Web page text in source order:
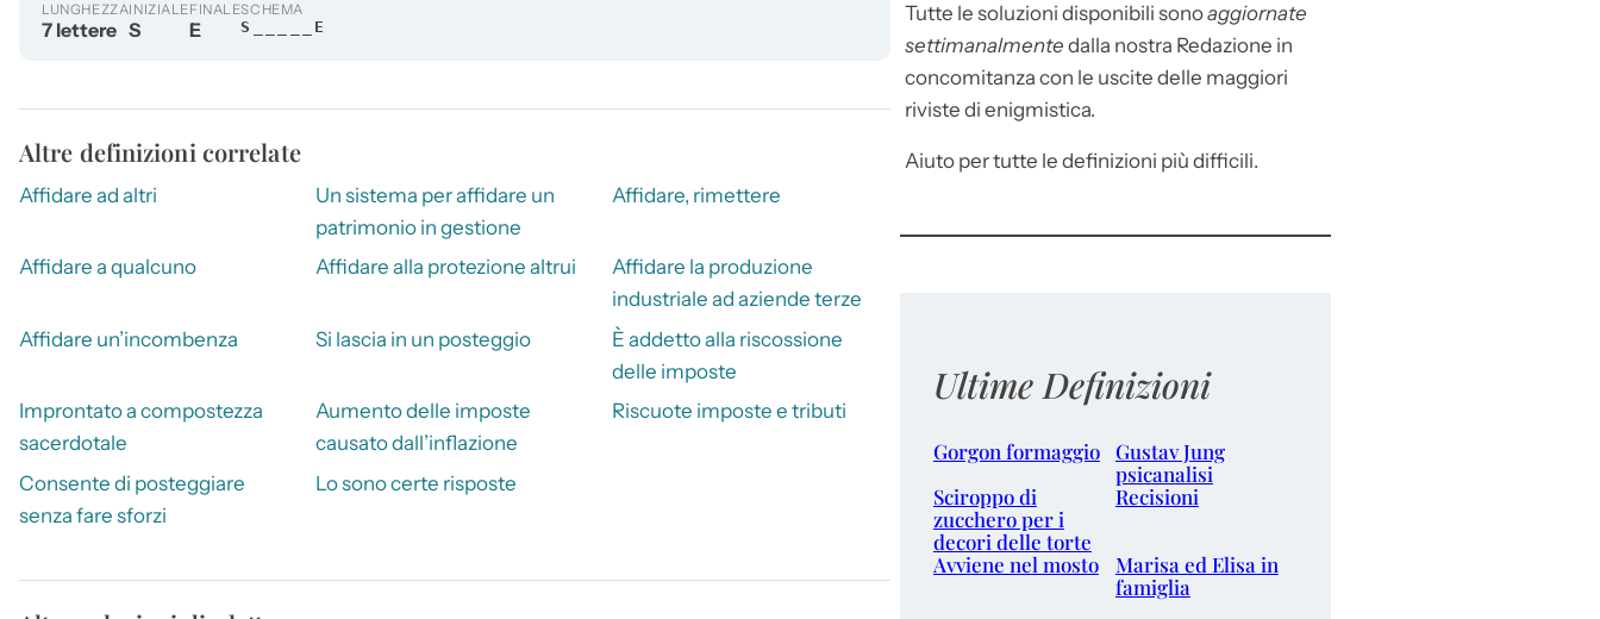
LUNGHEZZA
7 lettere
INIZIALE
S
FINALE
E
SCHEMA
S_____E
Altre definizioni correlate
Affidare ad altri
Un sistema per affidare un
patrimonio in gestione
Affidare, rimettere
Affidare a qualcuno Affidare alla protezione altrui
Affidare la produzione
industriale ad aziende terze
Affidare un’incombenza
Si lascia in un posteggio
È addetto alla riscossione
delle imposte
Improntato a compostezza
sacerdotale
Aumento delle imposte
causato dall’inflazione
Riscuote imposte e tributi
Consente di posteggiare
senza fare sforzi
Lo sono certe risposte
Tutte le soluzioni disponibili sonoaggiornate
settimanalmente dalla nostra Redazione in
concomitanza con le uscite delle maggiori
riviste di enigmistica.
Aiuto per tutte le definizioni più difficili.
Ultime Definizioni
Gorgon formaggio Gustav Jung
psicanalisi
Sciroppo di
zucchero per i
decori delle torte
Recisioni
Avviene nel mosto
Marisa ed Elisa in
famiglia